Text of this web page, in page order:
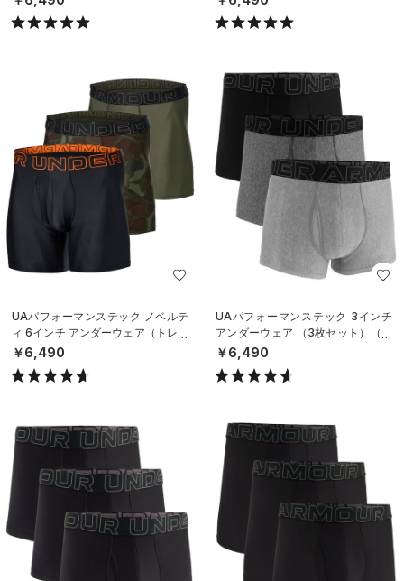
UAパフォーマンステック ノベルテ
ィ 6インチ アンダーウェア（トレー
ニング/MEN）
￥6,490
UAパフォーマンステック 3インチ
アンダーウェア （3枚セット）（ト
レーニング/MEN）
￥6,490